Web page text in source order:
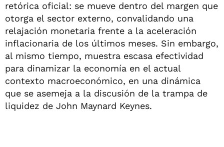
retórica oficial: se mueve dentro del margen que
otorga el sector externo, convalidando una
relajación monetaria frente a la aceleración
inflacionaria de los últimos meses. Sin embargo,
al mismo tiempo, muestra escasa efectividad
para dinamizar la economía en el actual
contexto macroeconómico, en una dinámica
que se asemeja a la discusión de la trampa de
liquidez de John Maynard Keynes.